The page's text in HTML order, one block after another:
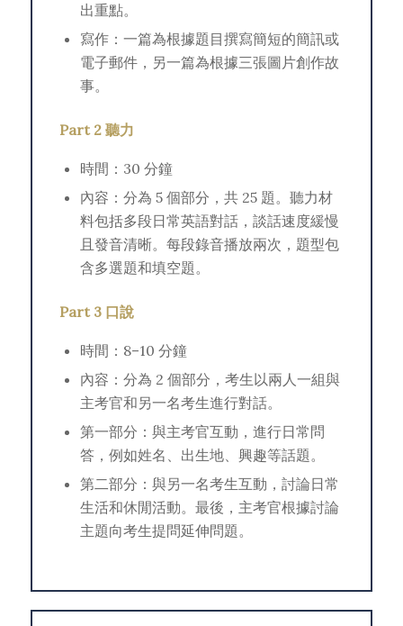
出重點。
寫作：一篇為根據題目撰寫簡短的簡訊或
電子郵件，另一篇為根據三張圖片創作故
事。
Part 2 聽力
時間：30 分鐘
內容：分為 5 個部分，共 25 題。聽力材
料包括多段日常英語對話，談話速度緩慢
且發音清晰。每段錄音播放兩次，題型包
含多選題和填空題。
Part 3 口說
時間：8–10 分鐘
內容：分為 2 個部分，考生以兩人一組與
主考官和另一名考生進行對話。
第一部分：與主考官互動，進行日常問
答，例如姓名、出生地、興趣等話題。
第二部分：與另一名考生互動，討論日常
生活和休閒活動。最後，主考官根據討論
主題向考生提問延伸問題。